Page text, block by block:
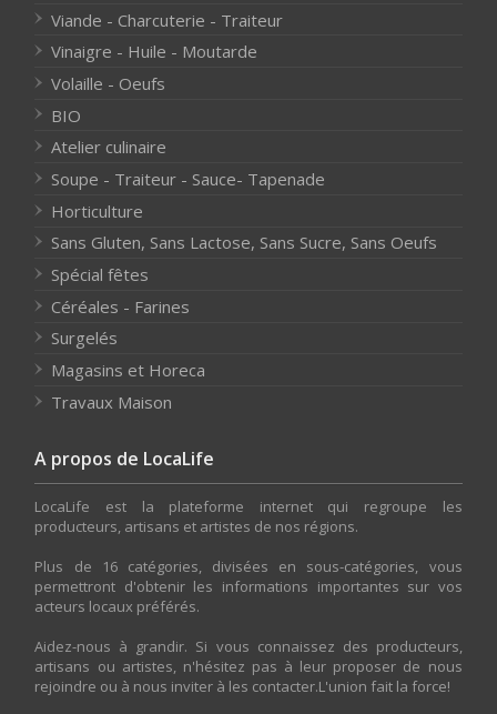
Viande - Charcuterie - Traiteur
Vinaigre - Huile - Moutarde
Volaille - Oeufs
BIO
Atelier culinaire
Soupe - Traiteur - Sauce- Tapenade
Horticulture
Sans Gluten, Sans Lactose, Sans Sucre, Sans Oeufs
Spécial fêtes
Céréales - Farines
Surgelés
Magasins et Horeca
Travaux Maison
A propos de LocaLife
LocaLife est la plateforme internet qui regroupe les
producteurs, artisans et artistes de nos régions.
Plus de 16 catégories, divisées en sous-catégories, vous
permettront d'obtenir les informations importantes sur vos
acteurs locaux préférés.
Aidez-nous à grandir. Si vous connaissez des producteurs,
artisans ou artistes, n'hésitez pas à leur proposer de nous
rejoindre ou à nous inviter à les contacter.L'union fait la force!